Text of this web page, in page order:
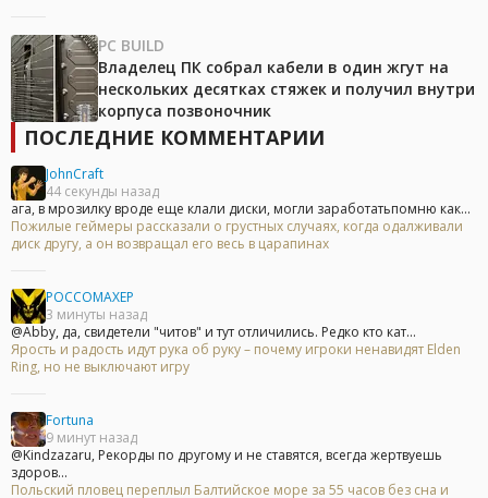
PC BUILD
Владелец ПК собрал кабели в один жгут на
нескольких десятках стяжек и получил внутри
корпуса позвоночник
ПОСЛЕДНИЕ КОММЕНТАРИИ
JohnCraft
44 секунды назад
ага, в мрозилку вроде еще клали диски, могли заработатьпомню как...
Пожилые геймеры рассказали о грустных случаях, когда одалживали
диск другу, а он возвращал его весь в царапинах
POCCOMAXEP
3 минуты назад
@Abby, да, свидетели "читов" и тут отличились. Редко кто кат...
Ярость и радость идут рука об руку – почему игроки ненавидят Elden
Ring, но не выключают игру
Fortuna
9 минут назад
@Kindzazaru, Рекорды по другому и не ставятся, всегда жертвуешь
здоров...
Польский пловец переплыл Балтийское море за 55 часов без сна и